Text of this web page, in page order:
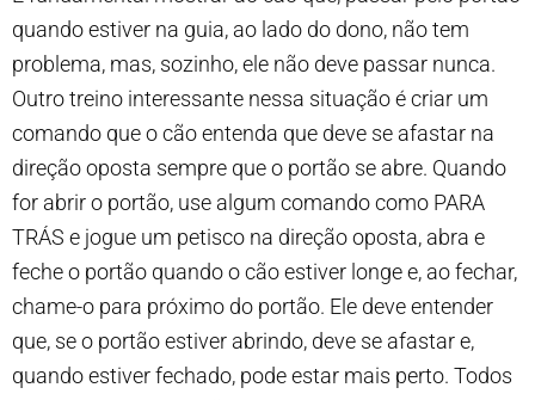
quando estiver na guia, ao lado do dono, não tem
problema, mas, sozinho, ele não deve passar nunca.
Outro treino interessante nessa situação é criar um
comando que o cão entenda que deve se afastar na
direção oposta sempre que o portão se abre. Quando
for abrir o portão, use algum comando como PARA
TRÁS e jogue um petisco na direção oposta, abra e
feche o portão quando o cão estiver longe e, ao fechar,
chame-o para próximo do portão. Ele deve entender
que, se o portão estiver abrindo, deve se afastar e,
quando estiver fechado, pode estar mais perto. Todos